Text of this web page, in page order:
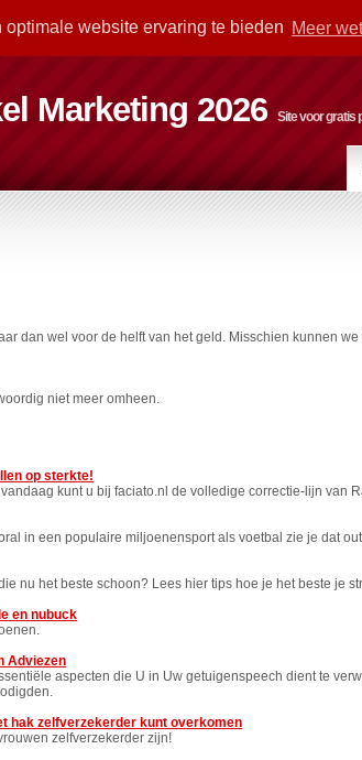
website ervaring te bieden Meer
Marketing 2026 Site voor gratis
dan wel voor de helft van het geld. Misschien kunnen
niet meer omheen.
op sterkte!
kunt u bij faciato.nl de volledige correctie-lijn van
in een populaire miljoenensport als voetbal zie je dat
nu het beste schoon? Lees hier tips hoe je het beste je
en nubuck
Adviezen
aspecten die U in Uw getuigenspeech dient te
hak zelfverzekerder kunt overkomen
zelfverzekerder zijn!